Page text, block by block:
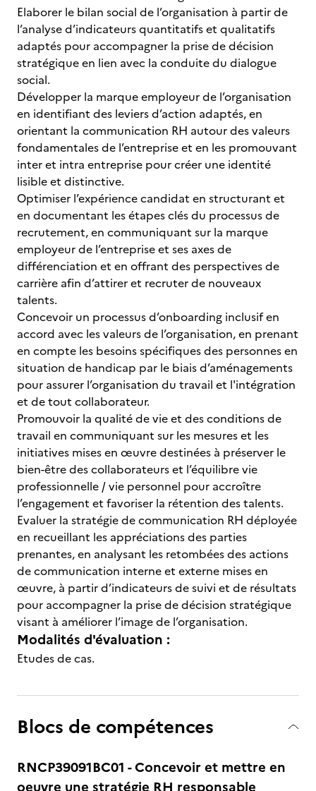
Elaborer le bilan social de l’organisation à partir de
l’analyse d’indicateurs quantitatifs et qualitatifs
adaptés pour accompagner la prise de décision
stratégique en lien avec la conduite du dialogue
social.
Développer la marque employeur de l’organisation
en identifiant des leviers d’action adaptés, en
orientant la communication RH autour des valeurs
fondamentales de l’entreprise et en les promouvant
inter et intra entreprise pour créer une identité
lisible et distinctive.
Optimiser l’expérience candidat en structurant et
en documentant les étapes clés du processus de
recrutement, en communiquant sur la marque
employeur de l’entreprise et ses axes de
différenciation et en offrant des perspectives de
carrière afin d’attirer et recruter de nouveaux
talents.
Concevoir un processus d’onboarding inclusif en
accord avec les valeurs de l’organisation, en prenant
en compte les besoins spécifiques des personnes en
situation de handicap par le biais d’aménagements
pour assurer l’organisation du travail et l'intégration
et de tout collaborateur.
Promouvoir la qualité de vie et des conditions de
travail en communiquant sur les mesures et les
initiatives mises en œuvre destinées à préserver le
bien-être des collaborateurs et l’équilibre vie
professionnelle / vie personnel pour accroître
l’engagement et favoriser la rétention des talents.
Evaluer la stratégie de communication RH déployée
en recueillant les appréciations des parties
prenantes, en analysant les retombées des actions
de communication interne et externe mises en
œuvre, à partir d’indicateurs de suivi et de résultats
pour accompagner la prise de décision stratégique
visant à améliorer l’image de l’organisation.
Modalités d'évaluation :
Etudes de cas.
Blocs de compétences
RNCP39091BC01 - Concevoir et mettre en